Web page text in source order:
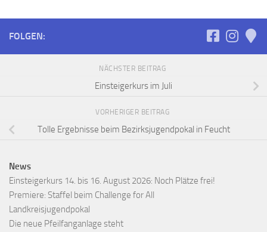
FOLGEN:
NÄCHSTER BEITRAG
Einsteigerkurs im Juli
VORHERIGER BEITRAG
Tolle Ergebnisse beim Bezirksjugendpokal in Feucht
News
Einsteigerkurs 14. bis 16. August 2026: Noch Plätze frei!
Premiere: Staffel beim Challenge for All
Landkreisjugendpokal
Die neue Pfeilfanganlage steht